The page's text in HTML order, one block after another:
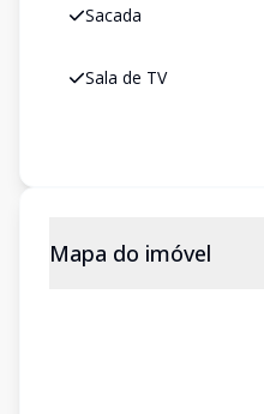
Sacada
Sala de TV
Mapa do imóvel